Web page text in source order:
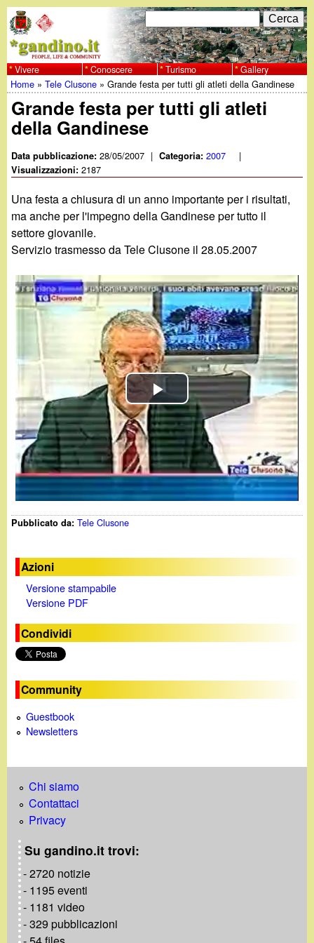
al
contenuto
principale
w
w
w
.
g
a
n
d
n
o
t
F
o
r
m
i
r
i
c
e
r
c
a
C
e
r
c
a
Vivere Conoscere Turismo Gallery
Tu
sei
qui
Home »Tele Clusone »Grande festa per tutti gli atleti della Gandinese
Grande festa per tutti gli atleti
della Gandinese
Data pubblicazione:28/05/2007 | Categoria:2007 |
Visualizzazioni:2187
Una festa a chiusura di un anno importante per i risultati,
ma anche per l'impegno della Gandinese per tutto il
settore giovanile.
Servizio trasmesso da Tele Clusone il 28.05.2007
P
l
a
y
i
e
Pubblicato da:Tele Clusone
Azioni
Versione stampabile
Versione PDF
Condividi
Community
Guestbook
Newsletters
Chi siamo
Contattaci
Privacy
Su gandino.it trovi:
- 2720 notizie
- 1195 eventi
- 1181 video
- 329 pubblicazioni